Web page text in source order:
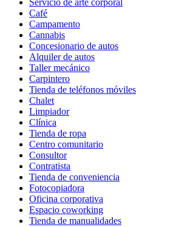
Café
Campamento
Cannabis
Concesionario de autos
Alquiler de autos
Taller mecánico
Carpintero
Tienda de teléfonos móviles
Chalet
Limpiador
Clínica
Tienda de ropa
Centro comunitario
Consultor
Contratista
Tienda de conveniencia
Fotocopiadora
Oficina corporativa
Espacio coworking
Tienda de manualidades